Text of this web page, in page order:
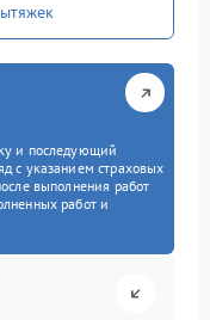
и последующий
с указанием страховых
выполнения работ
работ и